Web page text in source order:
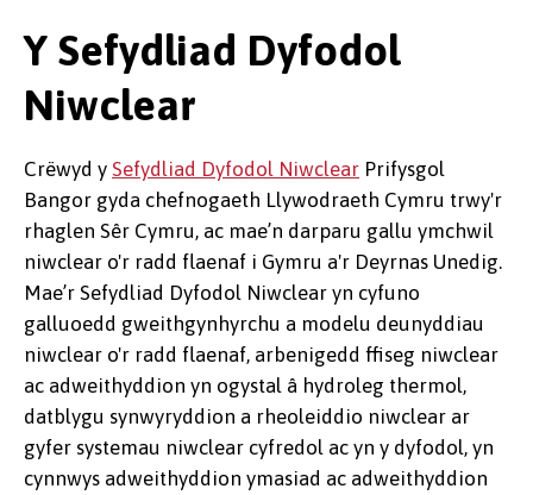
Y Sefydliad Dyfodol
Niwclear
Crëwyd y Sefydliad Dyfodol Niwclear Prifysgol
Bangor gyda chefnogaeth Llywodraeth Cymru trwy'r
rhaglen Sêr Cymru, ac mae’n darparu gallu ymchwil
niwclear o'r radd flaenaf i Gymru a'r Deyrnas Unedig.
Mae’r Sefydliad Dyfodol Niwclear yn cyfuno
galluoedd gweithgynhyrchu a modelu deunyddiau
niwclear o'r radd flaenaf, arbenigedd ffiseg niwclear
ac adweithyddion yn ogystal â hydroleg thermol,
datblygu synwyryddion a rheoleiddio niwclear ar
gyfer systemau niwclear cyfredol ac yn y dyfodol, yn
cynnwys adweithyddion ymasiad ac adweithyddion